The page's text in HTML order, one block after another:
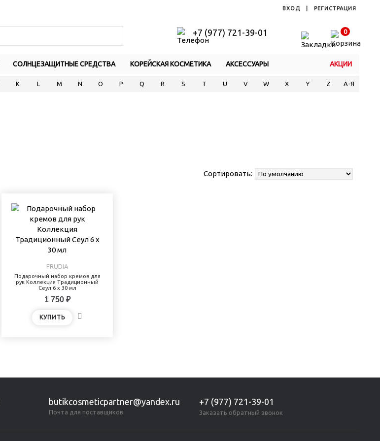
ВХОД РЕГИСТРАЦИЯ
+7 (977) 721-39-01 0
СОЛНЦЕЗАЩИТНЫЕ СРЕДСТВА КОРЕЙСКАЯ КОСМЕТИКА АКСЕССУАРЫ АКЦИИ
K L M N O P Q R S T U V W X Y Z А-Я
Сортировать:
FRUDIA
Подарочный набор кремов для
рук Коллекция Традиционный
Сеул 6 х 30 мл
1 750 ₽
КУПИТЬ
butikcosmeticpartner@yandex.ru
Почта для поставщиков
+7 (977) 721-39-01
Заказать обратный звонок